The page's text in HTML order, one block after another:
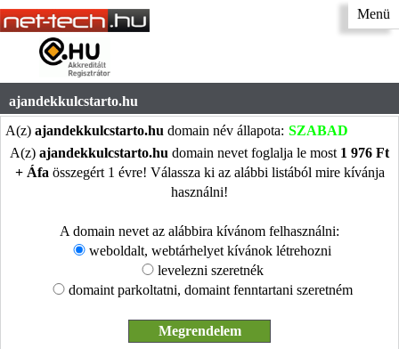
Menü
ajandekkulcstarto.hu
A(z) ajandekkulcstarto.hu domain név állapota: SZABAD
A(z) ajandekkulcstarto.hu domain nevet foglalja le most 1 976 Ft
+ Áfa összegért 1 évre! Válassza ki az alábbi listából mire kívánja
használni!
A domain nevet az alábbira kívánom felhasználni:
weboldalt, webtárhelyet kívánok létrehozni
levelezni szeretnék
domaint parkoltatni, domaint fenntartani szeretném